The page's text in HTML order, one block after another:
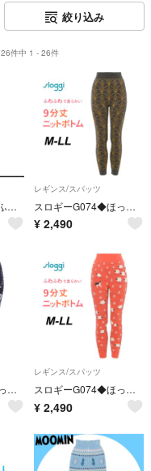
絞り込み
26件中 1 - 26件
新品 スロギー ふわふわ ニットパンツ ホイップタッチ M-L L
レギンス/スパッツ
スロギーG074◆ほっとアイテム(ニット柄) ◆9分丈ニットパンツ◆グレー
¥ 2,490
スロギーG074◆ほっとアイテム(ニット柄) ◆9分丈ニットパンツ◆ブルー
レギンス/スパッツ
スロギーG074◆ほっとアイテム(ニット柄) ◆9分丈ニットパンツ◆オレンジ
¥ 2,490